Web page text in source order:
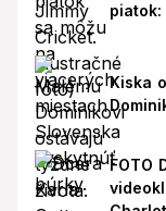
Kiska
FOTO